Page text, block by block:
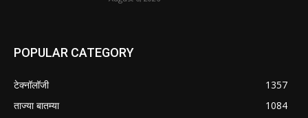
POPULAR CATEGORY
टेक्नॉलॉजी
1357
ताज्या बातम्या
1084